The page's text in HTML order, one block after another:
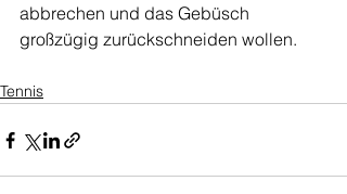
abbrechen und das Gebüsch
großzügig zurückschneiden wollen.
Tennis